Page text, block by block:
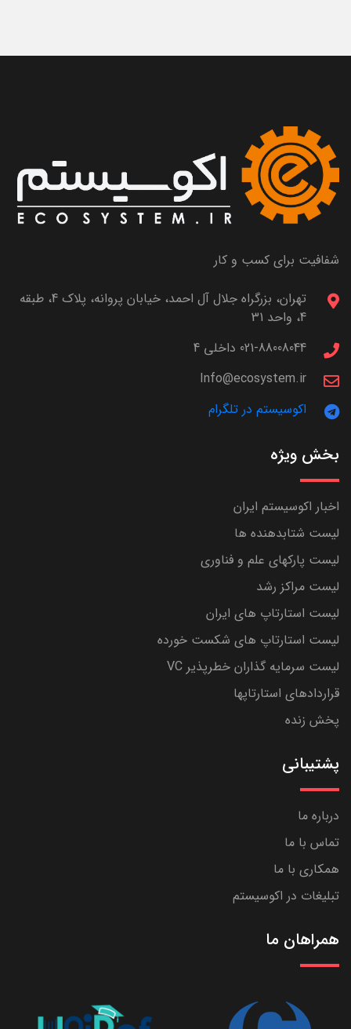
شفافیت برای کسب و کار
تهران، بزرگراه جلال آل احمد، خیابان پروانه، پلاک 4، طبقه
4، واحد 31
021-88008044 داخلی 4
Info@ecosystem.ir
اکوسیستم در تلگرام
بخش ویژه
اخبار اکوسیستم ایران
لیست شتابدهنده ها
لیست پارکهای علم و فناوری
لیست مراکز رشد
لیست استارتاپ های ایران
لیست استارتاپ های شکست خورده
لیست سرمایه گذاران خطرپذیر VC
قراردادهای استارتاپها
پخش زنده
پشتیبانی
درباره ما
تماس با ما
همکاری با ما
تبلیغات در اکوسیستم
همراهان ما